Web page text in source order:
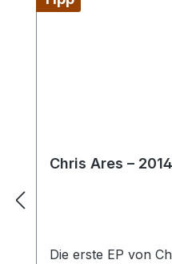
Chris Ares –
Die erste EP von